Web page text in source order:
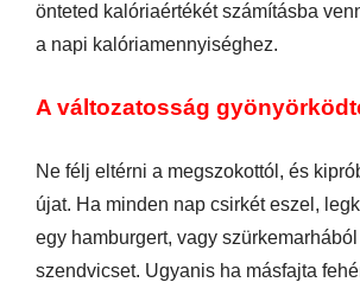
önteted kalóriaértékét számításba
a napi kalóriamennyiséghez.
A változatosság
Ne félj eltérni a megszokottól, és
újat. Ha minden nap csirkét eszel,
egy hamburgert, vagy
szendvicset. Ugyanis ha másfajta